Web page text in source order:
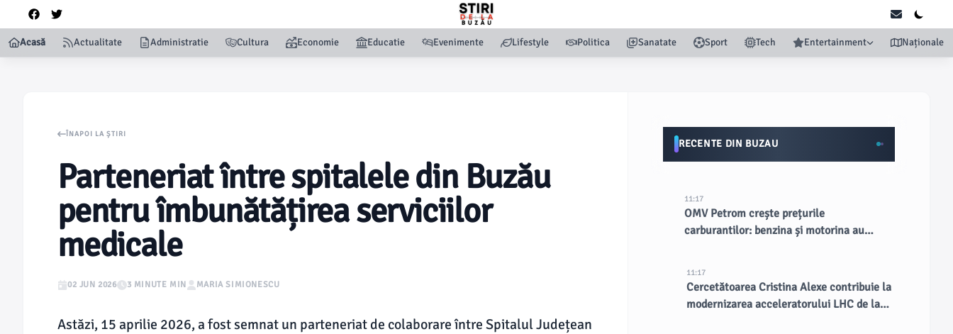
Acasă Actualitate Administratie Cultura Economie Educatie Evenimente Lifestyle Politica Sanatate Sport Tech Entertainment Naționale
ÎNAPOI LA ȘTIRI
Parteneriat între spitalele din Buzău
pentru îmbunătățirea serviciilor
medicale
02 JUN 2026 3 MINUTE MIN MARIA SIMIONESCU
Astăzi, 15 aprilie 2026, a fost semnat un parteneriat de colaborare între Spitalul Județean
RECENTE DIN BUZAU
11:17
OMV Petrom crește prețurile
carburantilor: benzina și motorina au
11:17
Cercetătoarea Cristina Alexe contribuie la
modernizarea acceleratorului LHC de la